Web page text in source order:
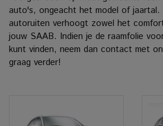
auto's, ongeacht het model of jaartal.
autoruiten verhoogt zowel het
jouw SAAB. Indien je de raamfolie
kunt vinden, neem dan contact met
graag verder!